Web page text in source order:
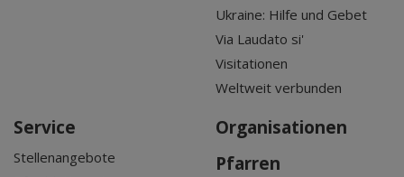
Ukraine: Hilfe und Gebet
Via Laudato si'
Visitationen
Weltweit verbunden
Service
Stellenangebote
Organisationen
Pfarren